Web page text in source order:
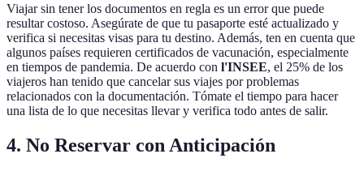
Viajar sin tener los documentos en regla es un error que puede
resultar costoso. Asegúrate de que tu pasaporte esté actualizado y
verifica si necesitas visas para tu destino. Además, ten en cuenta que
algunos países requieren certificados de vacunación, especialmente
en tiempos de pandemia. De acuerdo con l'INSEE, el 25% de los
viajeros han tenido que cancelar sus viajes por problemas
relacionados con la documentación. Tómate el tiempo para hacer
una lista de lo que necesitas llevar y verifica todo antes de salir.
4. No Reservar con Anticipación